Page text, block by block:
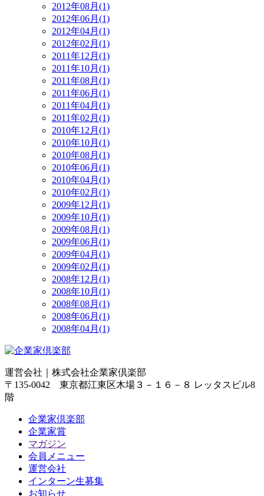
2012年08月(1)
2012年06月(1)
2012年04月(1)
2012年02月(1)
2011年12月(1)
2011年10月(1)
2011年08月(1)
2011年06月(1)
2011年04月(1)
2011年02月(1)
2010年12月(1)
2010年10月(1)
2010年08月(1)
2010年06月(1)
2010年04月(1)
2010年02月(1)
2009年12月(1)
2009年10月(1)
2009年08月(1)
2009年06月(1)
2009年04月(1)
2009年02月(1)
2008年12月(1)
2008年10月(1)
2008年08月(1)
2008年06月(1)
2008年04月(1)
運営会社｜ 株式会社企業家倶楽部
〒135-0042 東京都江東区木場３－１６－８ レッタスビル8
階
企業家倶楽部
企業家賞
マガジン
会員メニュー
運営会社
インターン生募集
お知らせ